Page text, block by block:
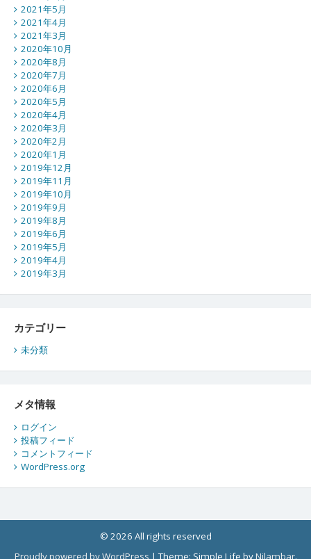
2021年5月
2021年4月
2021年3月
2020年10月
2020年8月
2020年7月
2020年6月
2020年5月
2020年4月
2020年3月
2020年2月
2020年1月
2019年12月
2019年11月
2019年10月
2019年9月
2019年8月
2019年6月
2019年5月
2019年4月
2019年3月
カテゴリー
未分類
メタ情報
ログイン
投稿フィード
コメントフィード
WordPress.org
© 2026 All rights reserved
Proudly powered by WordPress |Theme: Simple Life byNilambar.